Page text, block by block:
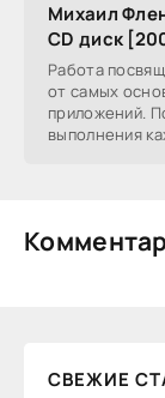
Михаил
CD диск
Работа
от самых
приложений.
выполнения
СВЕЖИЕ